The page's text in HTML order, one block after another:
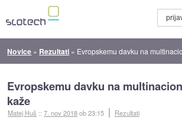
Novice » Rezultati » Evropskemu davku na
Evropskemu davku na
kaže
Matej Huš ::7. nov 2018ob 23:15 Rezultati